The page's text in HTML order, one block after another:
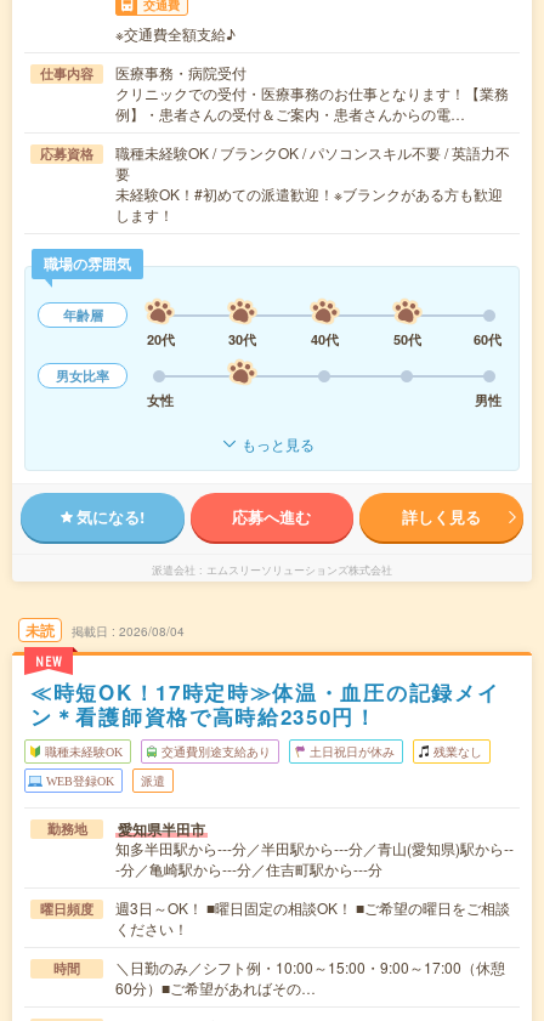
交通費
※交通費全額支給♪
仕事内容
医療事務・病院受付
クリニックでの受付・医療事務のお仕事となります！【業務
例】・患者さんの受付＆ご案内・患者さんからの電…
応募資格
職種未経験OK / ブランクOK / パソコンスキル不要 / 英語力不
要
未経験OK！#初めての派遣歓迎！※ブランクがある方も歓迎
します！
職場の雰囲気
年齢層
20代
30代 40代 50代
60代
男女比率
女性
男性
もっと見る
気になる! 応募へ進む 詳しく見る
派遣会社 エムスリーソリューションズ株式会社
未読
NEW
掲載日 2026/08/04
≪時短OK！17時定時≫体温・血圧の記録メイ
ン＊看護師資格で高時給2350円！
職種未経験OK 交通費別途支給あり 土日祝日が休み 残業なし
WEB登録OK 派遣
勤務地 愛知県半田市
知多半田駅から---分／半田駅から---分／青山(愛知県)駅から--
-分／亀崎駅から---分／住吉町駅から---分
曜日頻度
週3日～OK！ ■曜日固定の相談OK！ ■ご希望の曜日をご相談
ください！
時間
＼日勤のみ／シフト例・10:00～15:00・9:00～17:00（休憩
60分）■ご希望があればその…